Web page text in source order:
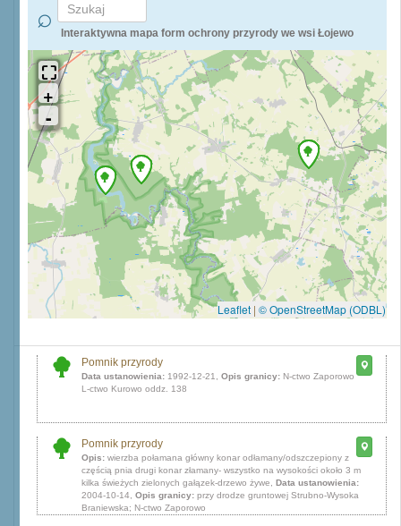
Interaktywna mapa form ochrony przyrody we wsi Łojewo
Leaflet | © OpenStreetMap (ODBL)
Pomnik przyrody
Data ustanowienia: 1992-12-21, Opis granicy: N-ctwo Zaporowo
L-ctwo Kurowo oddz. 138
Pomnik przyrody
Opis: wierzba połamana główny konar odłamany/odszczepiony z
częścią pnia drugi konar złamany- wszystko na wysokości około 3 m
kilka świeżych zielonych gałązek-drzewo żywe, Data ustanowienia:
2004-10-14, Opis granicy: przy drodze gruntowej Strubno-Wysoka
Braniewska; N-ctwo Zaporowo